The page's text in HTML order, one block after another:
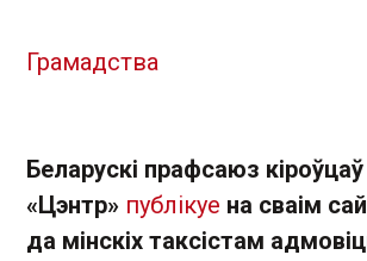
Грамадства
Беларускі прафсаюз кіроўцаў
«Цэнтр» публікуе на сваім
да мінскіх таксістам